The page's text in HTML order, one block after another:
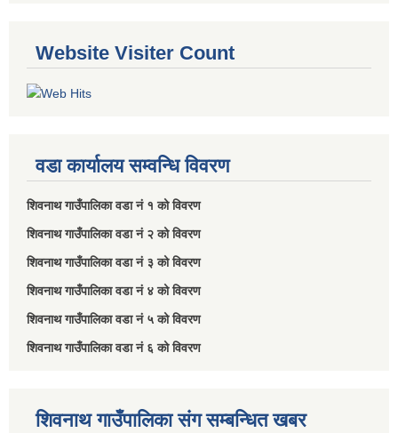
Website Visiter Count
वडा कार्यालय सम्वन्धि विवरण
शिवनाथ गाउँपालिका वडा नं‌ १ को विवरण
शिवनाथ गाउँपालिका वडा नं‌ २ को विवरण
शिवनाथ गाउँपालिका वडा नं‌ ३ को विवरण
शिवनाथ गाउँपालिका वडा नं‌ ४ को विवरण
शिवनाथ गाउँपालिका वडा नं‌ ५ को विवरण
शिवनाथ गाउँपालिका वडा नं‌ ६ को विवरण
शिवनाथ गाउँपालिका संग सम्बन्धित खबर